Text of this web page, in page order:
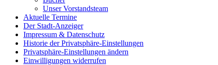
Unser Vorstandsteam
Aktuelle Termine
Der Stadt-Anzeiger
Impressum & Datenschutz
Historie der Privatsphäre-Einstellungen
Privatsphäre-Einstellungen ändern
Einwilligungen widerrufen